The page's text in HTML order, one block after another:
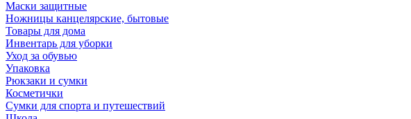
Маски защитные
Ножницы канцелярские, бытовые
Товары для дома
Инвентарь для уборки
Уход за обувью
Упаковка
Рюкзаки и сумки
Косметички
Сумки для спорта и путешествий